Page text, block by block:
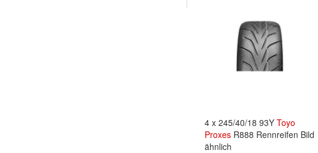
4 x 245/40/18 93Y Toyo
Proxes R888 Rennreifen Bild
ähnlich